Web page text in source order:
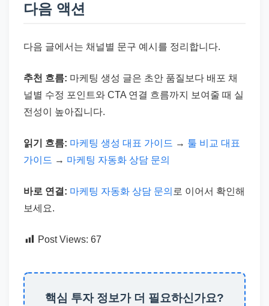
다음 액션
다음 글에서는 채널별 문구 예시를 정리합니다.
추천 흐름: 마케팅 생성 글은 초안 품질보다 배포 채
널별 수정 포인트와 CTA 연결 흐름까지 보여줄 때 실
전성이 높아집니다.
읽기 흐름: 마케팅 생성 대표 가이드 → 툴 비교 대표
가이드 → 마케팅 자동화 상담 문의
바로 연결: 마케팅 자동화 상담 문의 로 이어서 확인해
보세요.
Post Views: 67
핵심 투자 정보가 더 필요하신가요?